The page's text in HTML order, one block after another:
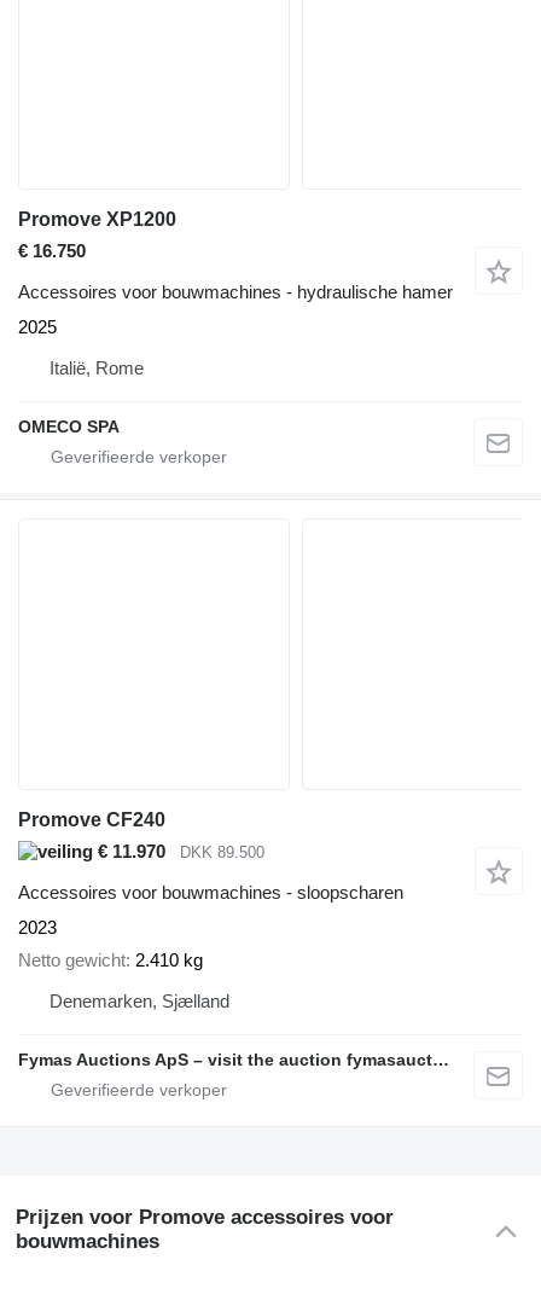
Promove XP1200
€ 16.750
Accessoires voor bouwmachines - hydraulische hamer
2025
Italië, Rome
OMECO SPA
Promove CF240
€ 11.970
DKK 89.500
Accessoires voor bouwmachines - sloopscharen
2023
Netto gewicht 2.410 kg
Denemarken, Sjælland
Fymas Auctions ApS – visit the auction fymasauctions.dk
Prijzen voor Promove accessoires voor
bouwmachines